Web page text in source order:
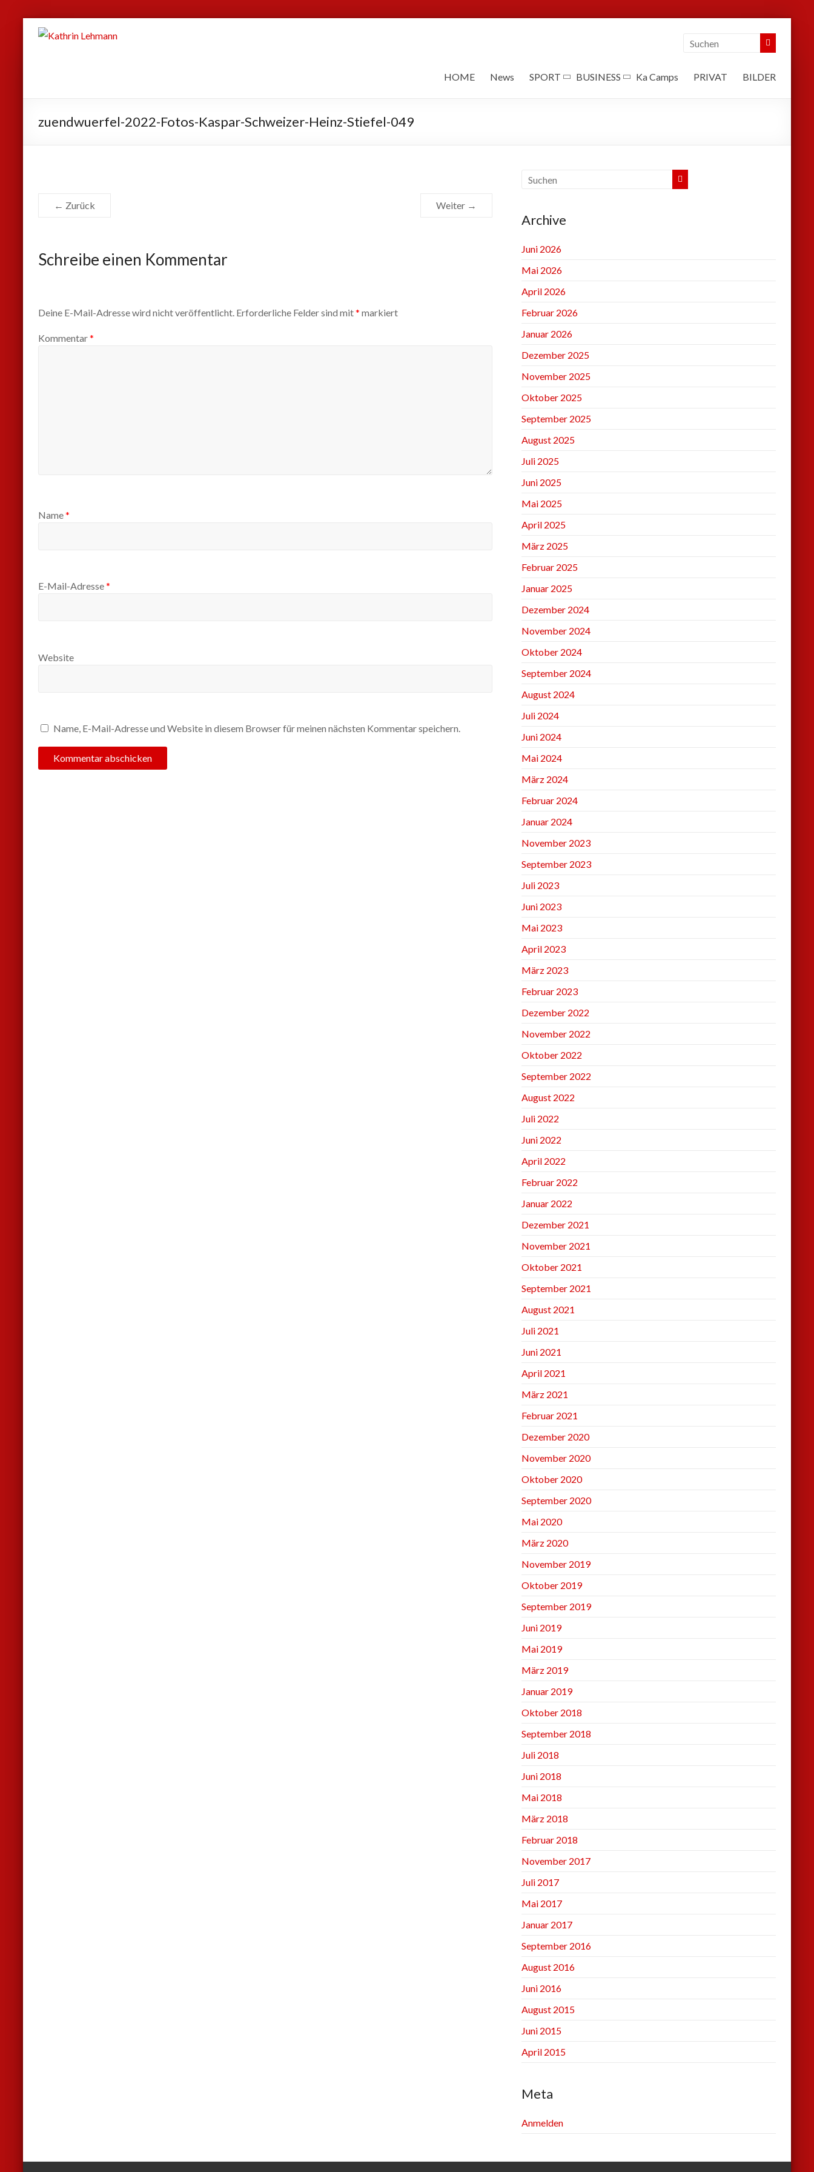
Zum
Kathrin
Business
HOME News SPORT BUSINESS Ka Camps PRIVAT BILDER
zuendwuerfel-2022-Fotos-Kaspar-Schweizer-Heinz-Stiefel-049
← Zurück Weiter →
Schreibe einen Kommentar
Deine E-Mail-Adresse wird nicht veröffentlicht. Erforderliche Felder sind mit* markiert
Kommentar*
Name*
E-Mail-Adresse*
Website
Name, E-Mail-Adresse und Website in diesem Browser für meinen nächsten Kommentar speichern.
Archive
Juni 2026
Mai 2026
April 2026
Februar 2026
Januar 2026
Dezember 2025
November 2025
Oktober 2025
September 2025
August 2025
Juli 2025
Juni 2025
Mai 2025
April 2025
März 2025
Februar 2025
Januar 2025
Dezember 2024
November 2024
Oktober 2024
September 2024
August 2024
Juli 2024
Juni 2024
Mai 2024
März 2024
Februar 2024
Januar 2024
November 2023
September 2023
Juli 2023
Juni 2023
Mai 2023
April 2023
März 2023
Februar 2023
Dezember 2022
November 2022
Oktober 2022
September 2022
August 2022
Juli 2022
Juni 2022
April 2022
Februar 2022
Januar 2022
Dezember 2021
November 2021
Oktober 2021
September 2021
August 2021
Juli 2021
Juni 2021
April 2021
März 2021
Februar 2021
Dezember 2020
November 2020
Oktober 2020
September 2020
Mai 2020
März 2020
November 2019
Oktober 2019
September 2019
Juni 2019
Mai 2019
März 2019
Januar 2019
Oktober 2018
September 2018
Juli 2018
Juni 2018
Mai 2018
März 2018
Februar 2018
November 2017
Juli 2017
Mai 2017
Januar 2017
September 2016
August 2016
Juni 2016
August 2015
Juni 2015
April 2015
Meta
Anmelden